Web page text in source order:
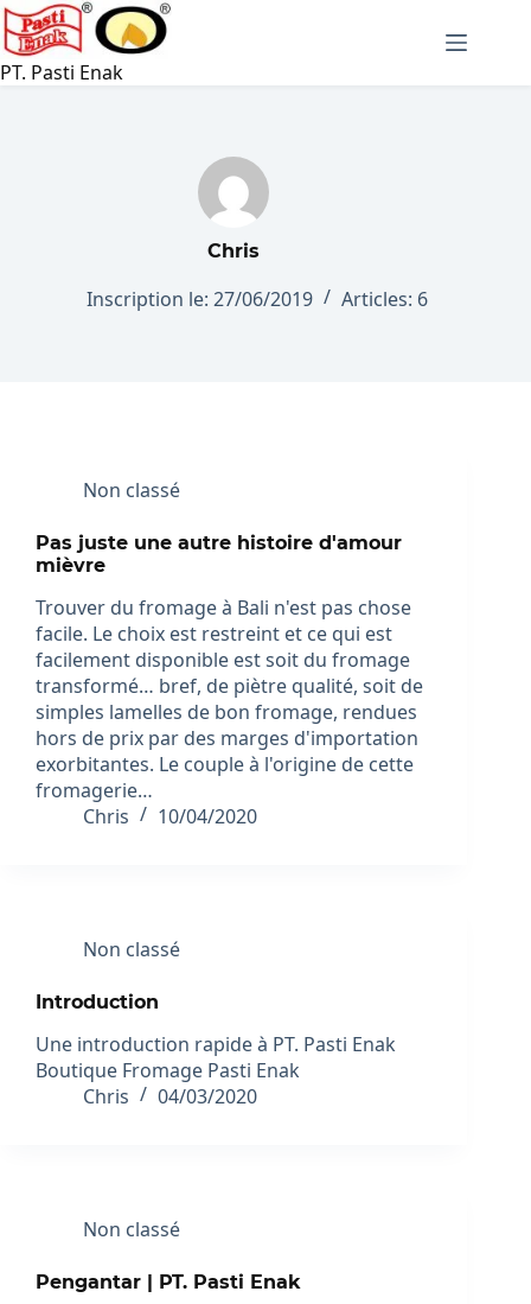
Passer
au
contenu
PT. Pasti Enak
Chris
Inscription le: 27/06/2019 Articles: 6
Non classé
Pas juste une autre histoire d'amour
mièvre
Trouver du fromage à Bali n'est pas chose
facile. Le choix est restreint et ce qui est
facilement disponible est soit du fromage
transformé… bref, de piètre qualité, soit de
simples lamelles de bon fromage, rendues
hors de prix par des marges d'importation
exorbitantes. Le couple à l'origine de cette
fromagerie…
Chris
10/04/2020
Non classé
Introduction
Une introduction rapide à PT. Pasti Enak
Boutique Fromage Pasti Enak
Chris
04/03/2020
Non classé
Pengantar | PT. Pasti Enak